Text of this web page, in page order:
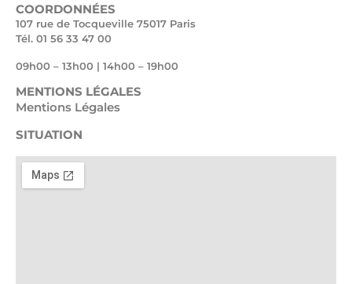
COORDONNÉES
107 rue de Tocqueville 75017 Paris
Tél. 01 56 33 47 00
09h00 – 13h00 | 14h00 – 19h00
MENTIONS LÉGALES
Mentions Légales
SITUATION